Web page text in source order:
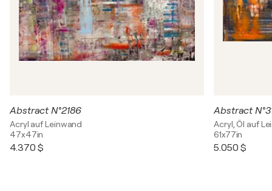
Abstract N°2186
Acryl auf Leinwand
47x47in
4.370 $
Abstract
Acryl, Öl auf
61x77in
5.050 $